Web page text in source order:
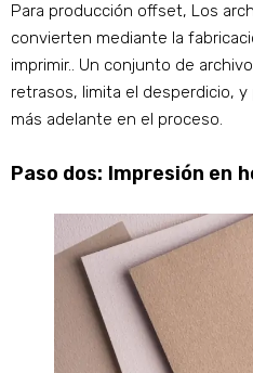
Para producción offset, Los
convierten mediante la
imprimir.. Un conjunto de
retrasos, limita el desperdicio,
más adelante en el proceso.
Paso dos: Impresión en